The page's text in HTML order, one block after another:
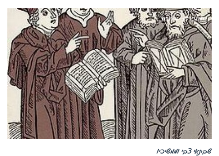
חומר רקע - אירופה
שבתאי צבי וממשיכיו